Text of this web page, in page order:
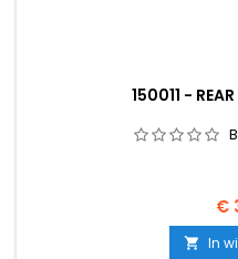
150011 -
€
 In